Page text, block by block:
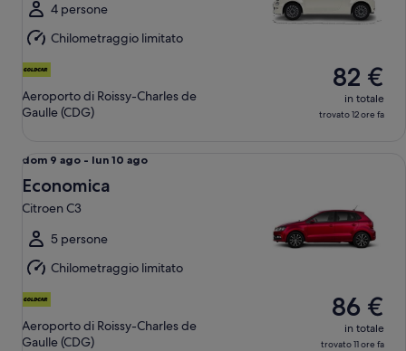
lun
10
ago
4 persone
Chilometraggio limitato
Aeroporto di Roissy-Charles de
Gaulle (CDG)
82 €
in totale
trovato 12 ore fa
Da
dom
9
ago
lun
10
ago
dom 9 ago - lun 10 ago
Economica
Citroen C3
5 persone
Chilometraggio limitato
Aeroporto di Roissy-Charles de
Gaulle (CDG)
86 €
in totale
trovato 11 ore fa